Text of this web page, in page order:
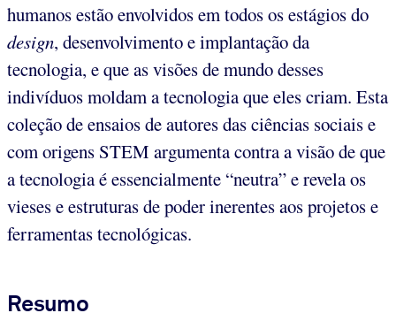
humanos estão envolvidos em todos os estágios do
design, desenvolvimento e implantação da
tecnologia, e que as visões de mundo desses
indivíduos moldam a tecnologia que eles criam. Esta
coleção de ensaios de autores das ciências sociais e
com origens STEM argumenta contra a visão de que
a tecnologia é essencialmente “neutra” e revela os
vieses e estruturas de poder inerentes aos projetos e
ferramentas tecnológicas.
Resumo